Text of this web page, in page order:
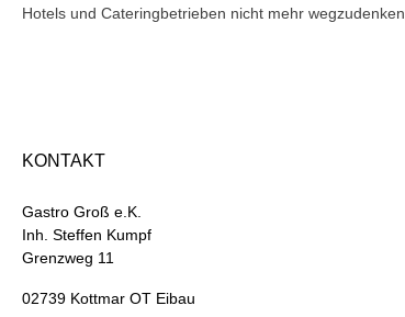
Hotels und Cateringbetrieben nicht mehr wegzudenken.
KONTAKT
Gastro Groß e.K.
Inh. Steffen Kumpf
Grenzweg 11
02739 Kottmar OT Eibau